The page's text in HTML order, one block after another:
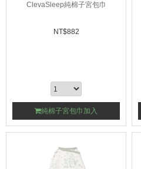
ClevaSleep純棉子宮包巾
NT$882
純棉子宮包巾加入